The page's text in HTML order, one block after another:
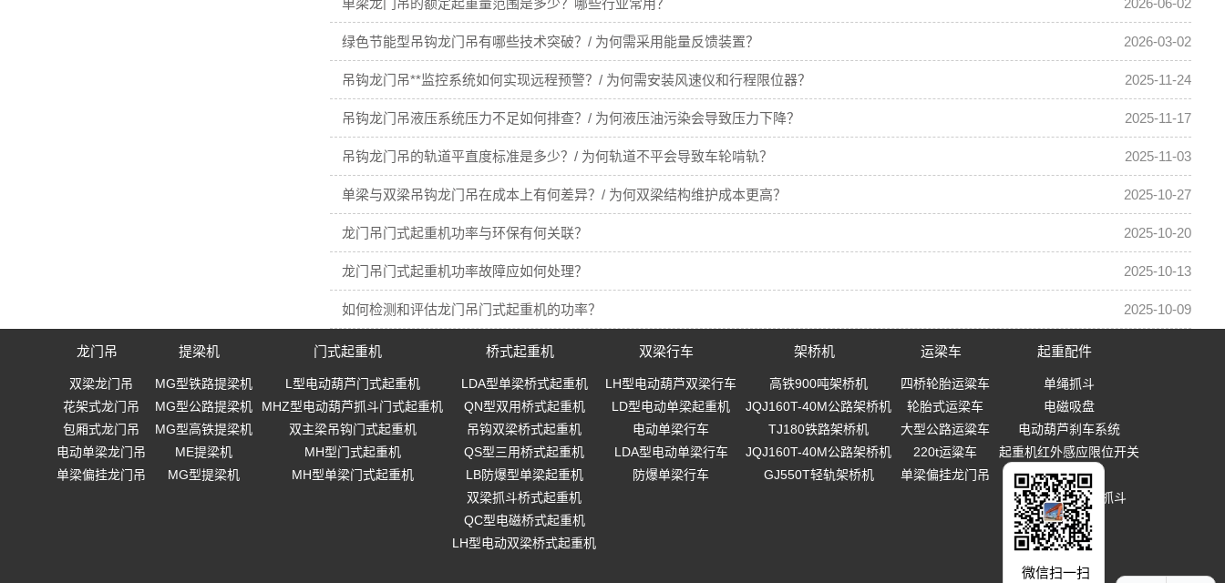
单梁龙门吊的额定起重量范围是多少？哪些行业常用？ 2026-06-02
绿色节能型吊钩龙门吊有哪些技术突破？/ 为何需采用能量反馈装置？ 2026-03-02
吊钩龙门吊**监控系统如何实现远程预警？/ 为何需安装风速仪和行程限位器？ 2025-11-24
吊钩龙门吊液压系统压力不足如何排查？/ 为何液压油污染会导致压力下降？ 2025-11-17
吊钩龙门吊的轨道平直度标准是多少？/ 为何轨道不平会导致车轮啃轨？ 2025-11-03
单梁与双梁吊钩龙门吊在成本上有何差异？/ 为何双梁结构维护成本更高？ 2025-10-27
龙门吊门式起重机功率与环保有何关联？ 2025-10-20
龙门吊门式起重机功率故障应如何处理？ 2025-10-13
如何检测和评估龙门吊门式起重机的功率？ 2025-10-09
龙门吊
双梁龙门吊
花架式龙门吊
包厢式龙门吊
电动单梁龙门吊
单梁偏挂龙门吊
提梁机
MG型铁路提梁机
MG型公路提梁机
MG型高铁提梁机
ME提梁机
MG型提梁机
门式起重机
L型电动葫芦门式起重机
MHZ型电动葫芦抓斗门式起重机
双主梁吊钩门式起重机
MH型门式起重机
MH型单梁门式起重机
桥式起重机
LDA型单梁桥式起重机
QN型双用桥式起重机
吊钩双梁桥式起重机
QS型三用桥式起重机
LB防爆型单梁起重机
双梁抓斗桥式起重机
QC型电磁桥式起重机
LH型电动双梁桥式起重机
双梁行车
LH型电动葫芦双梁行车
LD型电动单梁起重机
电动单梁行车
LDA型电动单梁行车
防爆单梁行车
架桥机
高铁900吨架桥机
JQJ160T-40M公路架桥机
TJ180铁路架桥机
JQJ160T-40M公路架桥机
GJ550T轻轨架桥机
运梁车
四桥轮胎运粱车
轮胎式运梁车
大型公路运粱车
220t运粱车
单梁偏挂龙门吊
起重配件
单绳抓斗
电磁吸盘
电动葫芦刹车系统
起重机红外感应限位开关
起重吊钩
多瓣式机械设备抓斗
微信扫一扫